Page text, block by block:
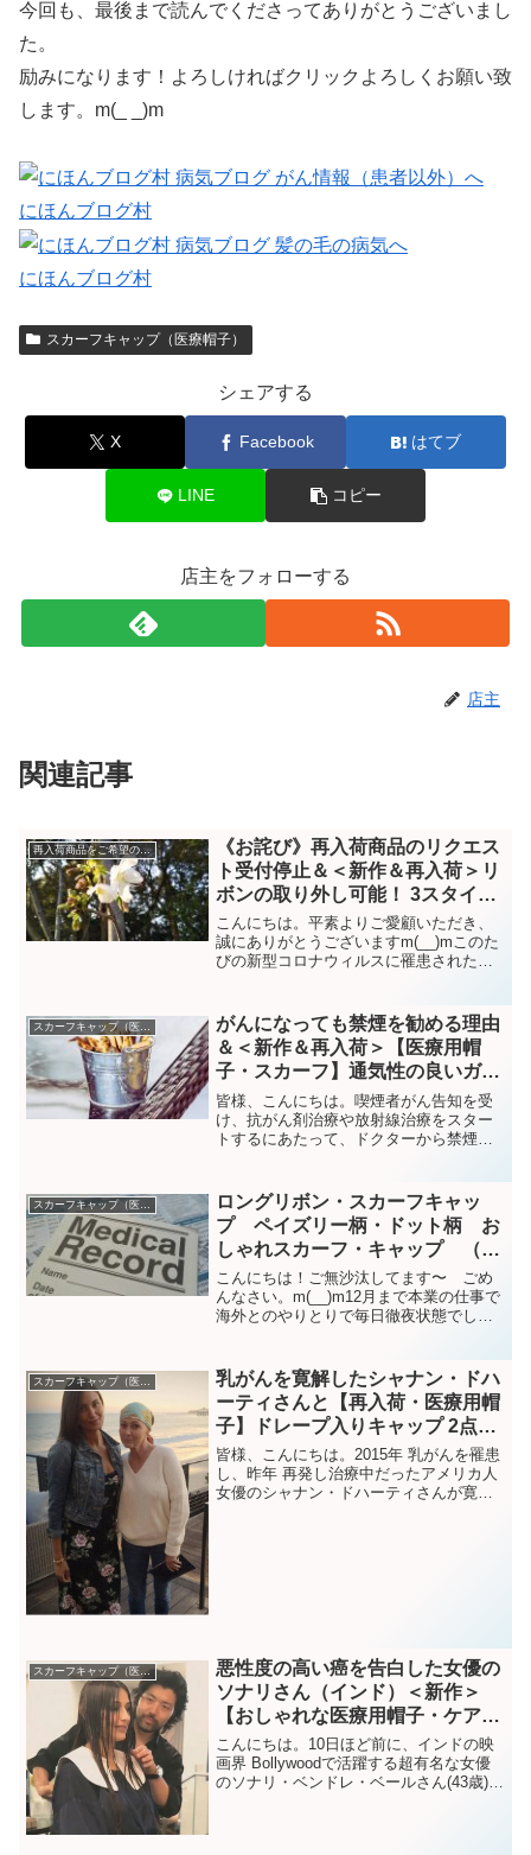
今回も、最後まで読んでくださってありがとうございまし
た。
励みになります！よろしければクリックよろしくお願い致
します。m(_ _)m
にほんブログ村
にほんブログ村
スカーフキャップ（医療帽子）
シェアする
X Facebook はてブ
LINE コピー
店主をフォローする
店主
関連記事
再入荷商品をご希望の方へ
《お詫び》再入荷商品のリクエス
ト受付停止＆＜新作＆再入荷＞リ
ボンの取り外し可能！ 3スタイ
ル・リボン付きキャップ 4点
こんにちは。平素よりご愛顧いただき、
誠にありがとうございますm(__)mこのた
びの新型コロナウィルスに罹患された皆
いを申し上げます。何より、この最中で
も治療を受けらてい...
スカーフキャップ（医療帽子）
がんになっても禁煙を勧める理由
＆＜新作＆再入荷＞【医療用帽
子・スカーフ】通気性の良いガー
ゼ生地のTwo toneロングリボ
ン・スカーフ・キャップ 3点のご
案内
皆様、こんにちは。喫煙者がん告知を受
け、抗がん剤治療や放射線治療をスター
トするにあたって、ドクターから禁煙を
なって良くないのでは？という疑念に
2018年 全米一位の優れ...
ロングリボン・スカーフキャッ
プ ペイズリー柄・ドット柄 お
しゃれスカーフ・キャップ （医
療用帽子）新作3点のご案内
こんにちは！ご無沙汰してます〜 ごめ
んなさい。m(__)m12月まで本業の仕事で
海外とのやりとりで毎日徹夜状態でし
どでバタバタと落ち着かない日々を過ご
していました。検査...
スカーフキャップ（医療帽子）
乳がんを寛解したシャナン・ドハ
ーティさんと【再入荷・医療用帽
子】ドレープ入りキャップ 2点の
ご紹介
皆様、こんにちは。2015年 乳がんを罹患
し、昨年 再発し治療中だったアメリカ人
女優のシャナン・ドハーティさんが寛解
スカーフキャップ（医療帽子）
悪性度の高い癌を告白した女優の
ソナリさん（インド）＜新作＞
【おしゃれな医療用帽子・ケア帽
子】ミニリボン付きリバーシブ
ル・キャップ ブルー系・マルチ
カラー（S554）／アメリカ製
こんにちは。10日ほど前に、インドの映
画界 Bollywoodで活躍する超有名な女優
のソナリ・ベンドレ・ベールさん(43歳)